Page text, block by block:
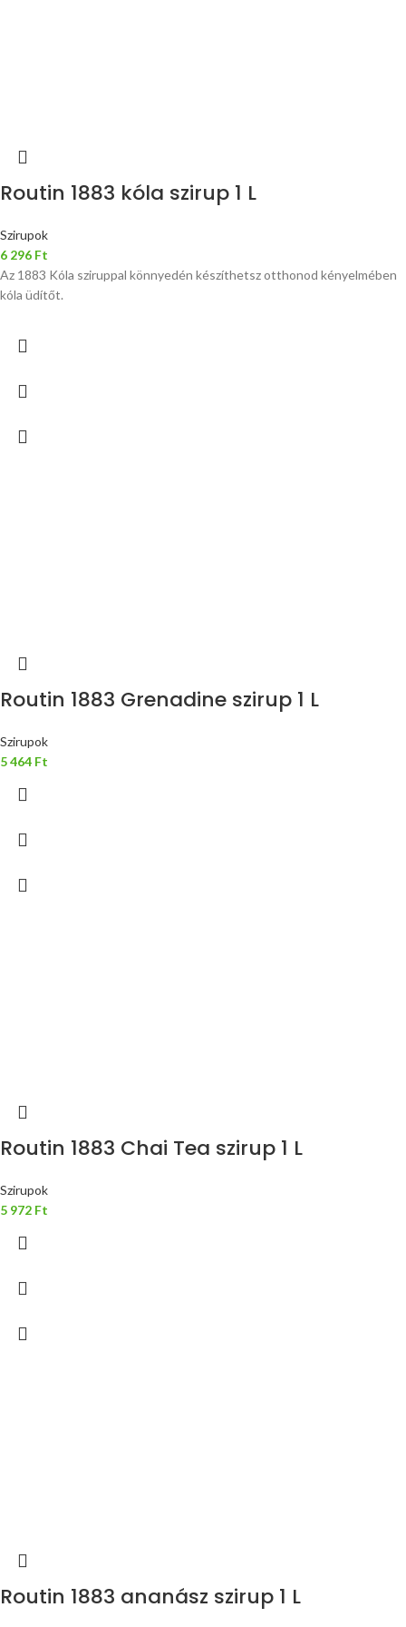
Routin 1883 kóla szirup 1 L
Szirupok
6 296 Ft
Az 1883 Kóla sziruppal könnyedén készíthetsz otthonod kényelmében
kóla üdítőt.
Routin 1883 Grenadine szirup 1 L
Szirupok
5 464 Ft
Routin 1883 Chai Tea szirup 1 L
Szirupok
5 972 Ft
Routin 1883 ananász szirup 1 L